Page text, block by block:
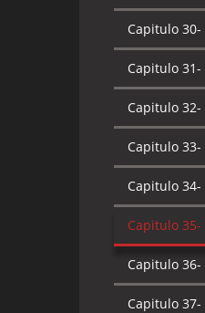
Capitulo 30-
Capitulo 31-
Capitulo 32-
Capitulo 33-
Capitulo 34-
Capitulo 35-
Capitulo 36-
Capitulo 37-